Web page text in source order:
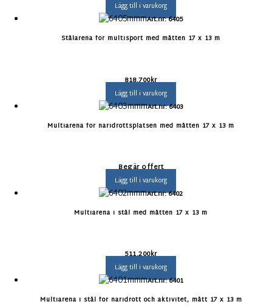
Lägg till i varukorg
Art.nr: 6405
Stålarena för multisport med måtten 17 x 13 m
818.700kr
Lägg till i varukorg
Art.nr: 6403
Multiarena för näridrottsplatsen med måtten 17 x 13 m
Begär offert
Lägg till i varukorg
Art.nr: 6402
Multiarena i stål med måtten 17 x 13 m
511.200kr
Lägg till i varukorg
Art.nr: 6401
Multiarena i stål för näridrott och aktivitet, mått 17 x 13 m